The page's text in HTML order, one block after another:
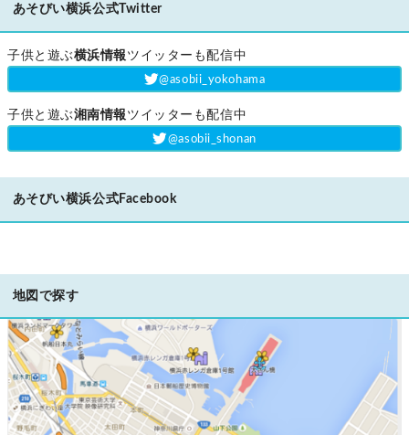
あそびい横浜公式Twitter
子供と遊ぶ横浜情報ツイッターも配信中
‎@asobii_yokohama
子供と遊ぶ湘南情報ツイッターも配信中
‎@asobii_shonan
あそびい横浜公式Facebook
地図で探す